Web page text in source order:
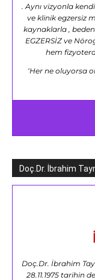
. Aynı vizyonla
ve klinik egzersiz
kaynaklarla ,
EGZERSİZ ve
hem
‘Her ne oluyorsa
Doç.Dr. İbrahim
Doç.Dr. İbrahim
28.11.1975 tarihin